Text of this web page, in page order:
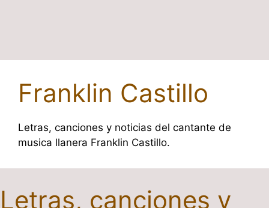
Franklin Castillo
Letras, canciones y noticias del cantante de
musica llanera Franklin Castillo.
Letras, canciones y